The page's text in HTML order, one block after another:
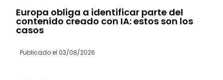
Europa obliga a identificar parte del
contenido creado con IA: estos son los
casos
Publicado el 03/08/2026